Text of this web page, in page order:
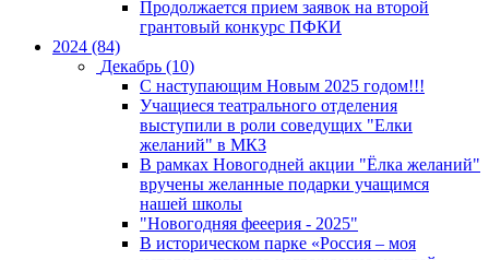
Продолжается прием заявок на второй
грантовый конкурс ПФКИ
2024 (84)
Декабрь (10)
С наступающим Новым 2025 годом!!!
Учащиеся театрального отделения
выступили в роли соведущих "Елки
желаний" в МКЗ
В рамках Новогодней акции "Ёлка желаний"
вручены желанные подарки учащимся
нашей школы
"Новогодняя фееерия - 2025"
В историческом парке «Россия – моя